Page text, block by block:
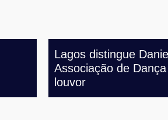
Lagos distingue
Associação de
louvor